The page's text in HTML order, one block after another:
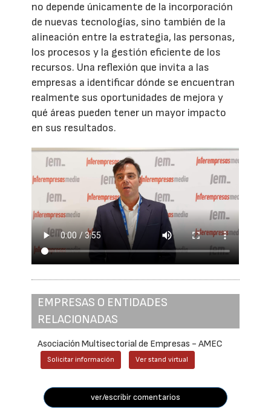
no depende únicamente de la incorporación
de nuevas tecnologías, sino también de la
alineación entre la estrategia, las personas,
los procesos y la gestión eficiente de los
recursos. Una reflexión que invita a las
empresas a identificar dónde se encuentran
realmente sus oportunidades de mejora y
qué áreas pueden tener un mayor impacto
en sus resultados.
EMPRESAS O ENTIDADES
RELACIONADAS
Asociación Multisectorial de Empresas - AMEC
Solicitar información Ver stand virtual
ver/escribir comentarios